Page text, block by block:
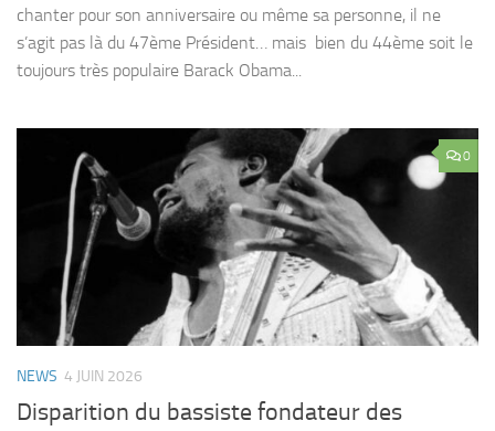
chanter pour son anniversaire ou même sa personne, il ne
s’agit pas là du 47ème Président… mais bien du 44ème soit le
toujours très populaire Barack Obama...
0
NEWS 4 JUIN 2026
Disparition du bassiste fondateur des